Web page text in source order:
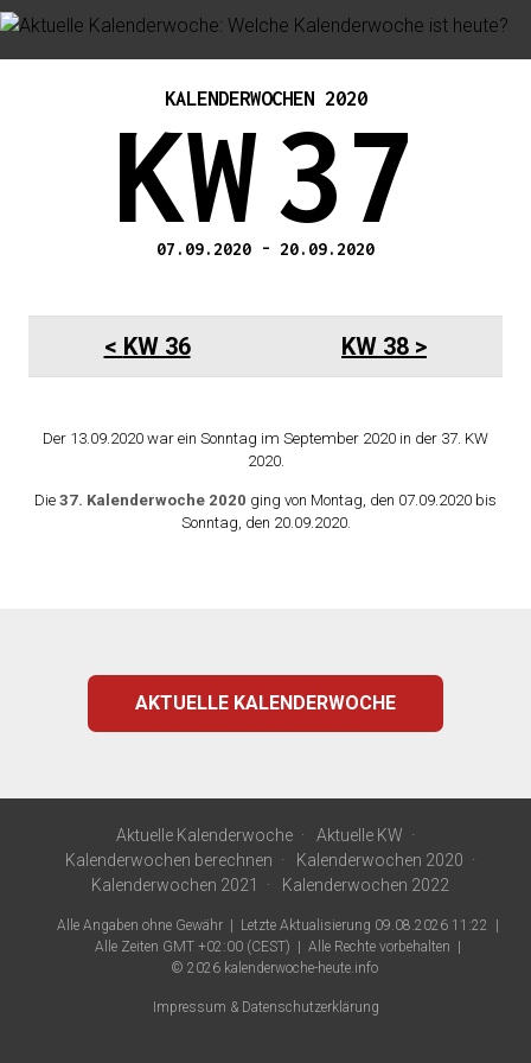
KALENDERWOCHEN 2020
KW37
07.09.2020 - 20.09.2020
KW 36 KW 38
Der 13.09.2020 war ein Sonntag im September 2020 in der 37. KW
2020.
Die 37. Kalenderwoche 2020 ging von Montag, den 07.09.2020 bis
Sonntag, den 20.09.2020.
AKTUELLE KALENDERWOCHE
Aktuelle Kalenderwoche
Aktuelle KW
Kalenderwochen berechnen
Kalenderwochen 2020
Kalenderwochen 2021
Kalenderwochen 2022
Alle Angaben ohne Gewähr
Letzte Aktualisierung 09.08.2026 11:22
Alle Zeiten GMT +02:00 (CEST)
Alle Rechte vorbehalten
© 2026 kalenderwoche-heute.info
Impressum & Datenschutzerklärung